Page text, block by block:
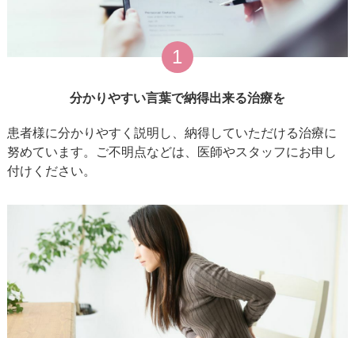
1
分かりやすい言葉で納得出来る治療を
患者様に分かりやすく説明し、納得していただける治療に
努めています。ご不明点などは、医師やスタッフにお申し
付けください。